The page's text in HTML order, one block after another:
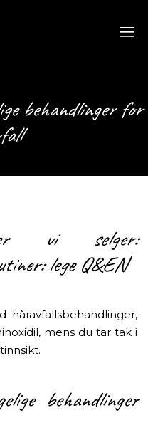
behandlinger for
vi selger:
lege Q&EN
håravfallsbehandlinger,
mens du tar tak i
behandlinger